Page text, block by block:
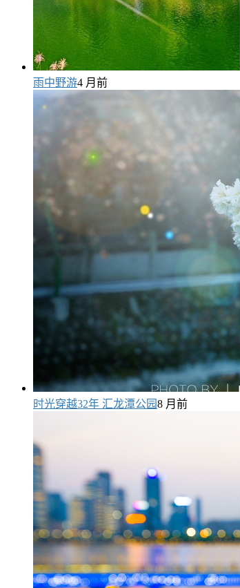
雨中野游4 月前
时光穿越32年 汇龙潭公园8 月前